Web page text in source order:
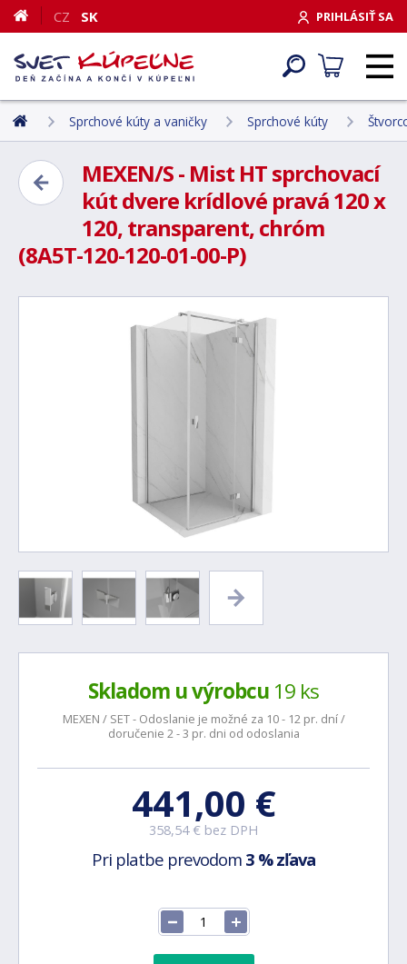
PRIHLÁSIŤ SA
CZ SK
Sprchové kúty a vaničky Sprchové kúty
MEXEN/S - Mist HT sprchovací
kút dvere krídlové pravá 120 x
120, transparent, chróm
(8A5T-120-120-01-00-P)
Skladom u výrobcu 19 ks
MEXEN / SET - Odoslanie je možné za 10 - 12 pr. dní /
doručenie 2 - 3 pr. dni od odoslania
441,00 €
358,54 € bez DPH
Pri platbe prevodom 3 % zľava